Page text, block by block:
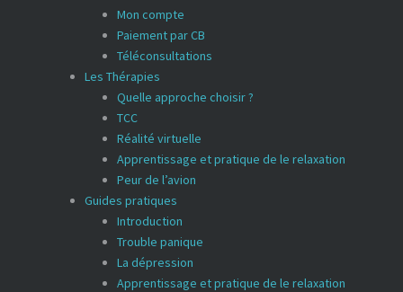
Mon compte
Paiement par CB
Téléconsultations
Les Thérapies
Quelle approche choisir ?
TCC
Réalité virtuelle
Apprentissage et pratique de le relaxation
Peur de l’avion
Guides pratiques
Introduction
Trouble panique
La dépression
Apprentissage et pratique de le relaxation